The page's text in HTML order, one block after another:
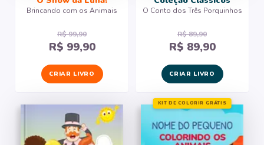
Brincando com os Animais
R$ 99,90
R$ 99,90
CRIAR LIVRO
O Conto dos Três Porquinhos
R$ 89,90
R$ 89,90
CRIAR LIVRO
KIT DE COLORIR GRÁTIS